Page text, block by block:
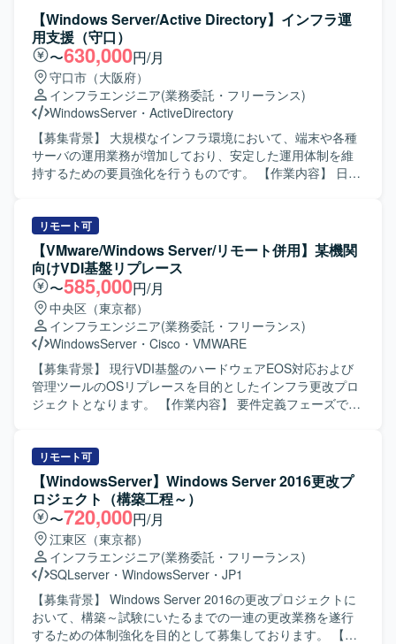
ます。具体的には、認証・ID管理やセキュリティ、監査対
応、デバイス管理に関する設計および運用支援を行ってい
ただきます。オンプレミスチームと連携しながら、オンプ
レミスActive Directoryとのハイブリッド環境の運用や、関
連するドキュメント整備、各種調整業務も実施していただ
きます。 【求める人物像】 クラウドおよびオンプレミス双
方の技術に興味関心を持ち、主体的に情報収集やキャッチ
アップができる方を求めております。関係者とのコミュニ
ケーションを円滑に行いながら、ドキュメントを用いた情
報整理や合意形成ができる方が望ましいです。 【ポジショ
ことができます。ハイブリッド構成やID管理、セキュリテ
ィなどの領域で高度な知見を習得しながら、長期的にスキ
ルを深めていただける環境です。 【開発環境】 Azureおよ
びMicrosoft 365を中心としたクラウド基盤上で、Microsoft
Entra IDやMicrosoft Intune、オンプレミスのWindows
ServerおよびActive Directoryと連携したハイブリッド構成
の環境です。SAML認証連携やeDiscoveryなども活用した環
境となっております。
【Windows Server/Active Directory】インフラ運
用支援（守口）
〜630,000円/月
守口市（大阪府）
インフラエンジニア(業務委託・フリーランス)
WindowsServer ・ ActiveDirectory
【募集背景】 大規模なインフラ環境において、端末や各種
サーバの運用業務が増加しており、安定した運用体制を維
持するための要員強化を行うものです。 【作業内容】 日々
全般をご対応いただきます。アカウント管理やPC登録など
のディレクトリ運用、フォルダー管理や権限設定、ファイ
ル復旧・移行などのファイルサーバ運用、証明書更新・配
布業務などのCAサーバ運用、ドライバー登録やプリント不
具合対応などのプリンターサーバ運用を行っていただきま
す。 PCキッティングやマスターイメージ作成、障害監視通
知への対応、セキュリティーインシデント対応、端末の返
却・廃棄・在庫管理などの端末管理業務もご担当いただき
ます。各種利用ソフトウェアに関するベンダー問い合わせ
対応、ヘルプデスクからの問い合わせフォロー、サーバお
よびネットワークチームとの連携も含まれます。 【求める
ています。状況に応じて関係者へ適切に相談・連携しなが
ら、落ち着いて運用業務を継続できる方が望ましいです。
長期的にインフラ運用に関わり、責任感を持って安定した
対応ができる方を歓迎いたします。 【ポジションの魅力】
Windowsサーバおよびクライアント運用、Active
Directory、各種サーバ運用、監視・セキュリティツールな
ど、インフラ運用に必要な幅広い知識・経験を一貫して身
につけることができます。ユーザー対応からサーバ・ネッ
トワークチームとの連携まで携わることで、インフラ全体
の構成理解やトラブルシューティング能力を高めることが
できる環境です。 【開発環境】 Windows Server OSおよび
リモート可
【VMware/Windows Server/リモート併用】某機関
向けVDI基盤リプレース
〜585,000円/月
中央区（東京都）
インフラエンジニア(業務委託・フリーランス)
WindowsServer ・ Cisco ・ VMWARE
【募集背景】 現行VDI基盤のハードウェアEOS対応および
管理ツールのOSリプレースを目的としたインフラ更改プロ
ジェクトとなります。 【作業内容】 要件定義フェーズで
い、その内容に基づきPoC環境の構築（ESXiインストー
ル、vCenter/ConnectionServer/SKYSEAの構築）を行って
いただきます。 SKYSEA Client ViewサーバのOS移行作業
や、Instant Clone端末での機能検証・チューニングなどの
PoC検証も担当いただきます。 また、NWパラメータシート
の作成など関連ドキュメントの整備も行っていただきま
す。 【求める人物像】 未知の製品や技術に対して自ら調査
し、キャッチアップしながら設計・構築に落とし込める方
を求めています。 顧客や社内メンバーとのコミュニケーシ
ョンを通じて要件を整理し、自走してタスクを進められる
方が望ましいです。 【ポジションの魅力】 VDI基盤の要件
リモート可
【WindowsServer】Windows Server 2016更改プ
ロジェクト（構築工程～）
〜720,000円/月
江東区（東京都）
インフラエンジニア(業務委託・フリーランス)
SQLserver ・ WindowsServer ・ JP1
【募集背景】 Windows Server 2016の更改プロジェクトに
おいて、構築～試験にいたるまでの一連の更改業務を遂行
するための体制強化を目的として募集しております。 【作